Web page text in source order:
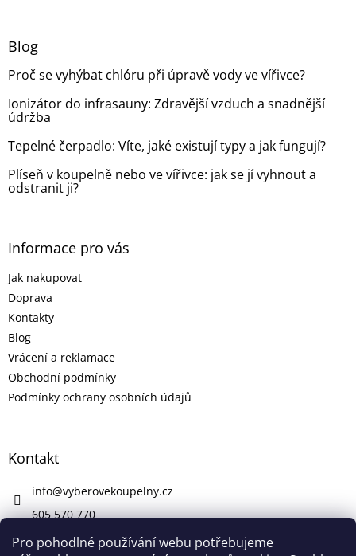
Pro pohodlné používání webu potřebujeme
Blog
Proč se vyhýbat chlóru při úpravě vody ve vířivce?
Ionizátor do infrasauny: Zdravější vzduch a snadnější
údržba
Tepelné čerpadlo: Víte, jaké existují typy a jak fungují?
Plíseň v koupelně nebo ve vířivce: jak se jí vyhnout a
odstranit ji?
Informace pro vás
Jak nakupovat
Doprava
Kontakty
Blog
Vrácení a reklamace
Obchodní podmínky
Podmínky ochrany osobních údajů
Kontakt
info@vyberovekoupelny.cz
605 570 770
https://www.facebook.com/vyberovekoupelny/